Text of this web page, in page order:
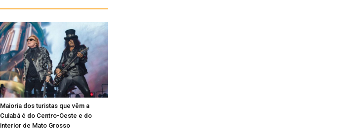
Maioria dos turistas que vêm a
Cuiabá é do Centro-Oeste e do
interior de Mato Grosso